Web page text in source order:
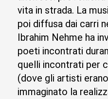
vita in strada. La
poi diffusa dai carri
Ibrahim Nehme ha
poeti incontrati
quelli incontrati per
(dove gli artisti
immaginato la